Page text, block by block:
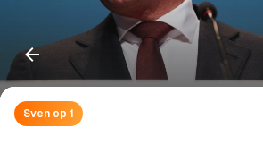
Sven op 1